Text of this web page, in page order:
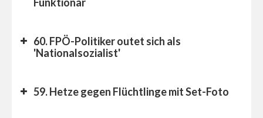
60. FPÖ-Politiker outet sich als
'Nationalsozialist'
59. Hetze gegen Flüchtlinge mit Set-Foto